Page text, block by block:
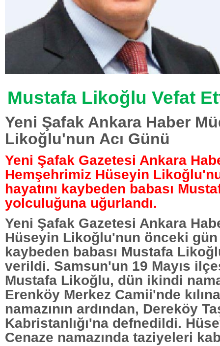
Mustafa Likoğlu Vefat
Yeni Şafak Ankara Haber
Likoğlu'nun Acı Günü
Yeni Şafak Gazetesi Ankara
Hemşehrimiz Hüseyin
hayatını kaybeden babası
yolculuğuna uğurlandı.
Yeni Şafak Gazetesi Ankara
Hüseyin Likoğlu'nun önceki gün
kaybeden babası Mustafa
verildi. Samsun'un 19 Mayıs
Mustafa Likoğlu, dün ikindi
Erenköy Merkez Camii'nde
namazının ardından, Dereköy
Kabristanlığı'na defnedildi.
Cenaze namazında taziyeleri